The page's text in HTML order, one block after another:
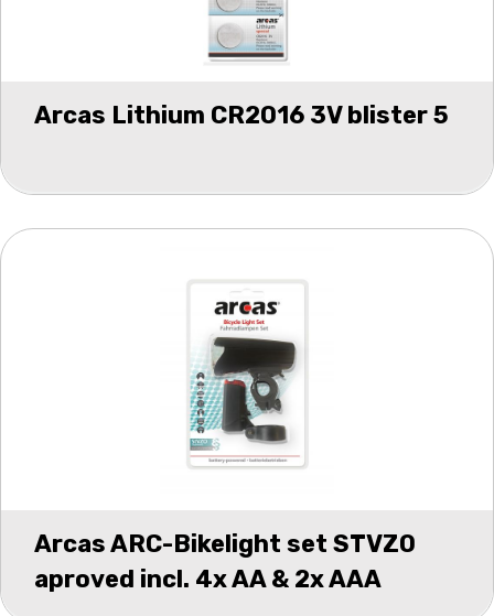
Arcas Lithium CR2016 3V blister 5
Arcas ARC-Bikelight set STVZO
aproved incl. 4x AA & 2x AAA